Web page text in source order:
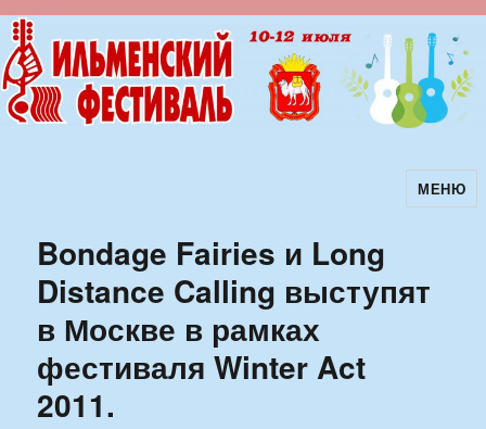
Ильменский фестиваль авторской
песни
МЕНЮ
Bondage Fairies и Long
Distance Calling выступят
в Москве в рамках
фестиваля Winter Act
2011.